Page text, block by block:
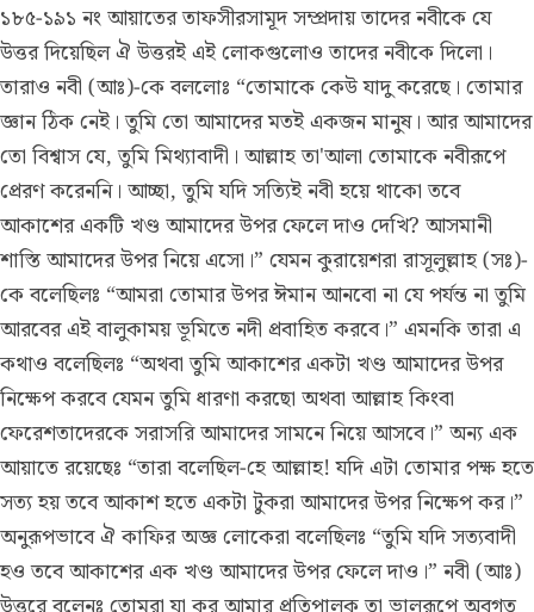
১৮৫-১৯১ নং আয়াতের তাফসীরসামূদ সম্প্রদায় তাদের নবীকে যে
উত্তর দিয়েছিল ঐ উত্তরই এই লোকগুলোও তাদের নবীকে দিলো।
তারাও নবী (আঃ)-কে বললোঃ “তোমাকে কেউ যাদু করেছে। তোমার
জ্ঞান ঠিক নেই। তুমি তো আমাদের মতই একজন মানুষ। আর আমাদের
তো বিশ্বাস যে, তুমি মিথ্যাবাদী। আল্লাহ তা'আলা তোমাকে নবীরূপে
প্রেরণ করেননি। আচ্ছা, তুমি যদি সত্যিই নবী হয়ে থাকো তবে
আকাশের একটি খণ্ড আমাদের উপর ফেলে দাও দেখি? আসমানী
শাস্তি আমাদের উপর নিয়ে এসো।” যেমন কুরায়েশরা রাসূলুল্লাহ (সঃ)-
কে বলেছিলঃ “আমরা তোমার উপর ঈমান আনবো না যে পর্যন্ত না তুমি
আরবের এই বালুকাময় ভূমিতে নদী প্রবাহিত করবে।” এমনকি তারা এ
কথাও বলেছিলঃ “অথবা তুমি আকাশের একটা খণ্ড আমাদের উপর
নিক্ষেপ করবে যেমন তুমি ধারণা করছো অথবা আল্লাহ কিংবা
ফেরেশতাদেরকে সরাসরি আমাদের সামনে নিয়ে আসবে।” অন্য এক
আয়াতে রয়েছেঃ “তারা বলেছিল-হে আল্লাহ! যদি এটা তোমার পক্ষ হতে
সত্য হয় তবে আকাশ হতে একটা টুকরা আমাদের উপর নিক্ষেপ কর।”
অনুরূপভাবে ঐ কাফির অজ্ঞ লোকেরা বলেছিলঃ “তুমি যদি সত্যবাদী
হও তবে আকাশের এক খণ্ড আমাদের উপর ফেলে দাও।” নবী (আঃ)